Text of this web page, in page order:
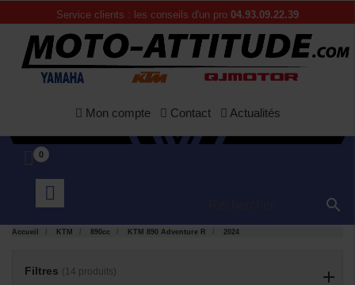
Service clients : les conseils d'un pro 04.93.09.22.39
Mon compte Contact Actualités
0

Accueil KTM 890cc KTM 890 Adventure R 2024
Filtres (14 produits)